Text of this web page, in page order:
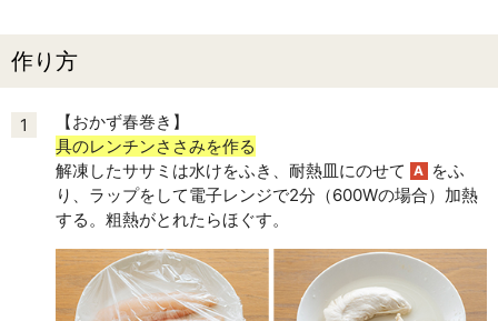
作り方
1
【おかず春巻き】
具のレンチンささみを作る
解凍したササミは水けをふき、耐熱皿にのせて
A をふ
り、ラップをして電子レンジで2分（600Wの場合）加熱
する。粗熱がとれたらほぐす。